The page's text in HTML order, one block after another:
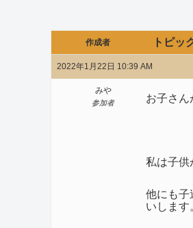
作成者 トピッ
2022年1月22日 10:39 AM
みや
参加者 お子さん
私は子供
他にも子
いします